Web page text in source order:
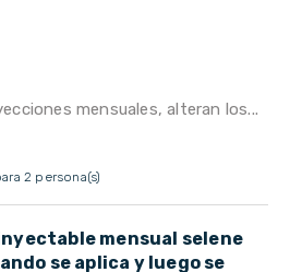
mensuales, alteran los...
2 persona(s)
mensual selene
se aplica y luego se